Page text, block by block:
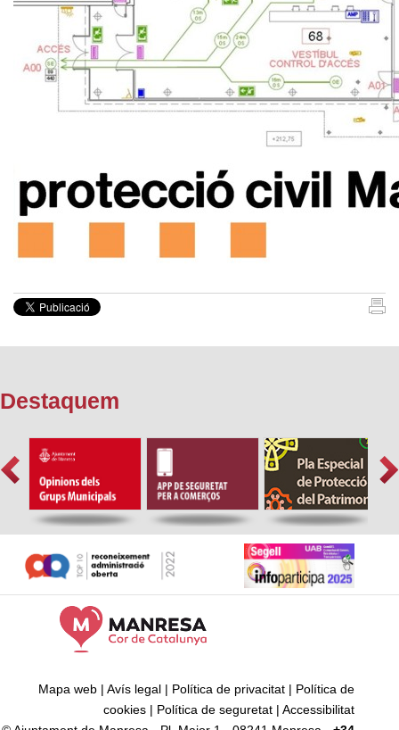
Destaquem
Mapa web | Avís legal | Política de privacitat | Política de
cookies | Política de seguretat | Accessibilitat